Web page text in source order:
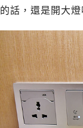
的話，還是開大燈